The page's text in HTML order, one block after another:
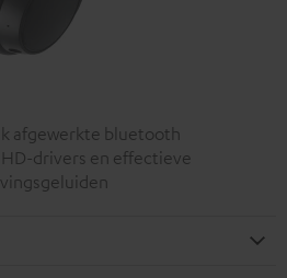
afgewerkte bluetooth
drivers en effectieve